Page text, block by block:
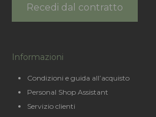
Recedi dal contratto
Informazioni
Condizioni e guida all’acquisto
Personal Shop Assistant
Servizio clienti